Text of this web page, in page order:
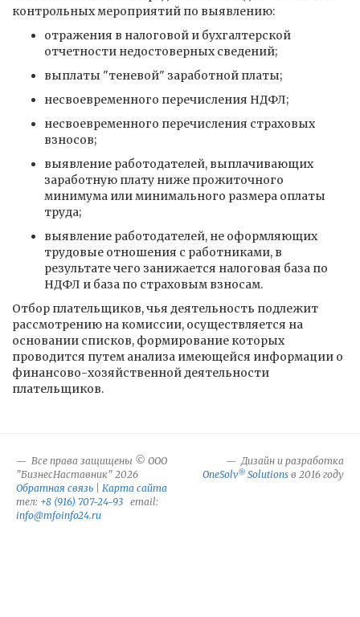
контрольных мероприятий по выявлению:
отражения в налоговой и бухгалтерской
отчетности недостоверных сведений;
выплаты "теневой" заработной платы;
несвоевременного перечисления НДФЛ;
несвоевременного перечисления страховых
взносов;
выявление работодателей, выплачивающих
заработную плату ниже прожиточного
минимума или минимального размера оплаты
труда;
выявление работодателей, не оформляющих
трудовые отношения с работниками, в
результате чего занижается налоговая база по
НДФЛ и база по страховым взносам.
Отбор плательщиков, чья деятельность подлежит
рассмотрению на комиссии, осуществляется на
основании списков, формирование которых
проводится путем анализа имеющейся информации о
финансово-хозяйственной деятельности
плательщиков.
Все права защищены © ООО
"БизнесНаставник" 2026
Обратная связь
Карта сайта
тел: +8 (916) 707-24-93 email:
info@mfoinfo24.ru
Дизайн и разработка
OneSolv® Solutions в 2016 году